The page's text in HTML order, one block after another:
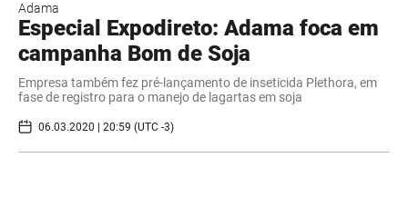
Adama
Especial Expodireto: Adama foca em
campanha Bom de Soja
Empresa também fez pré-lançamento de inseticida Plethora, em
fase de registro para o manejo de lagartas em soja
06.03.2020 | 20:59 (UTC -3)